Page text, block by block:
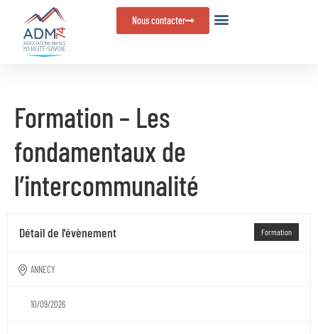
Nous contacter
Formation – Les
fondamentaux de
l’intercommunalité
Formation
Détail de l'évènement
ANNECY
10/09/2026
Panneau de gestion des cookies